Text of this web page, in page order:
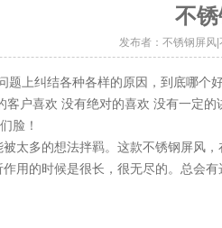
不
发布者：不锈钢屏风
上纠结各种各样的原因，到底哪个
户喜欢 没有绝对的喜欢 没有一定
脸！
多的想法拌羁。这款不锈钢屏风，
的时候是很长，很无尽的。总会有